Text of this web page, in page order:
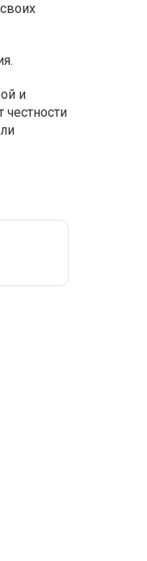
и
честности